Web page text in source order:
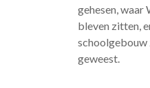
gehesen,
bleven zitten,
schoolgebouw
geweest.